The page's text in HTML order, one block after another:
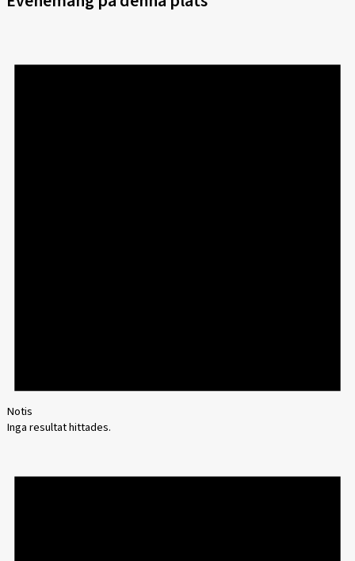
Notis
Inga resultat hittades.